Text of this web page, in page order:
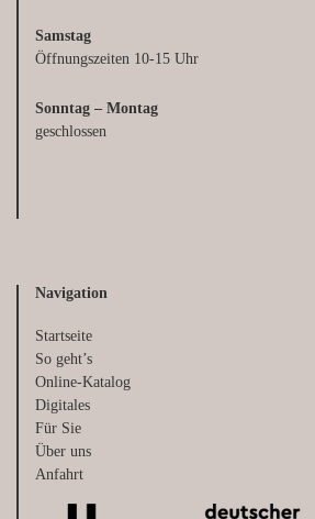
Samstag
Öffnungszeiten 10-15 Uhr
Sonntag – Montag
geschlossen
Navigation
Startseite
So geht’s
Online-Katalog
Digitales
Für Sie
Über uns
Anfahrt